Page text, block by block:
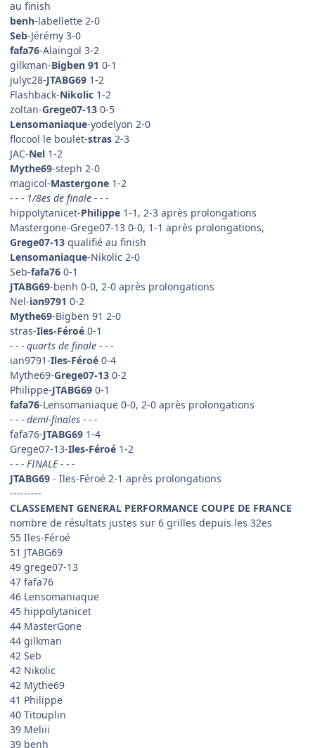
au finish
benh-labellette 2-0
Seb-Jérémy 3-0
fafa76-Alaingol 3-2
gilkman-Bigben 91 0-1
julyc28-JTABG69 1-2
Flashback-Nikolic 1-2
zoltan-Grege07-13 0-5
Lensomaniaque-yodelyon 2-0
flocool le boulet-stras 2-3
JAC-Nel 1-2
Mythe69-steph 2-0
magicol-Mastergone 1-2
- - - 1/8es de finale - - -
hippolytanicet-Philippe 1-1, 2-3 après prolongations
Mastergone-Grege07-13 0-0, 1-1 après prolongations,
Grege07-13 qualifié au finish
Lensomaniaque-Nikolic 2-0
Seb-fafa76 0-1
JTABG69-benh 0-0, 2-0 après prolongations
Nel-ian9791 0-2
Mythe69-Bigben 91 2-0
stras-Iles-Féroé 0-1
- - - quarts de finale - - -
ian9791-Iles-Féroé 0-4
Mythe69-Grege07-13 0-2
Philippe-JTABG69 0-1
fafa76-Lensomaniaque 0-0, 2-0 après prolongations
- - - demi-finales - - -
fafa76-JTABG69 1-4
Grege07-13-Iles-Féroé 1-2
- - - FINALE - - -
JTABG69 - Iles-Féroé 2-1 après prolongations
---------
CLASSEMENT GENERAL PERFORMANCE COUPE DE FRANCE
nombre de résultats justes sur 6 grilles depuis les 32es
55 Iles-Féroé
51 JTABG69
49 grege07-13
47 fafa76
46 Lensomaniaque
45 hippolytanicet
44 MasterGone
44 gilkman
42 Seb
42 Nikolic
42 Mythe69
41 Philippe
40 Titouplin
39 Meliii
39 benh